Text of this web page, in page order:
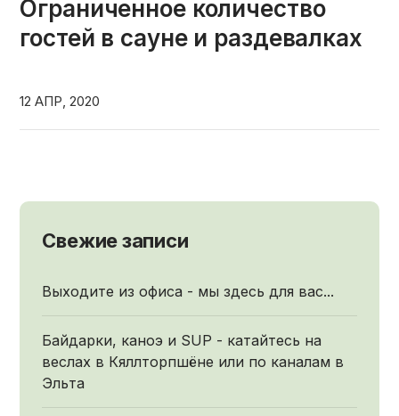
Ограниченное количество
гостей в сауне и раздевалках
12 АПР, 2020
Свежие записи
Выходите из офиса - мы здесь для вас...
Байдарки, каноэ и SUP - катайтесь на
веслах в Кяллторпшёне или по каналам в
Эльта